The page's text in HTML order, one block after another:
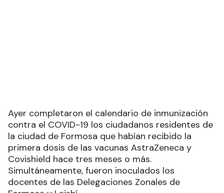
Ayer completaron el calendario de inmunización
contra el COVID-19 los ciudadanos residentes de
la ciudad de Formosa que habían recibido la
primera dosis de las vacunas AstraZeneca y
Covishield hace tres meses o más.
Simultáneamente, fueron inoculados los
docentes de las Delegaciones Zonales de